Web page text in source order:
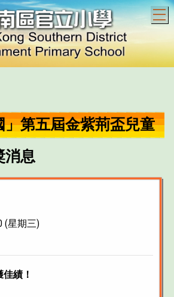
」第五屆金紫荊盃兒童
消息
(星期三)
績！